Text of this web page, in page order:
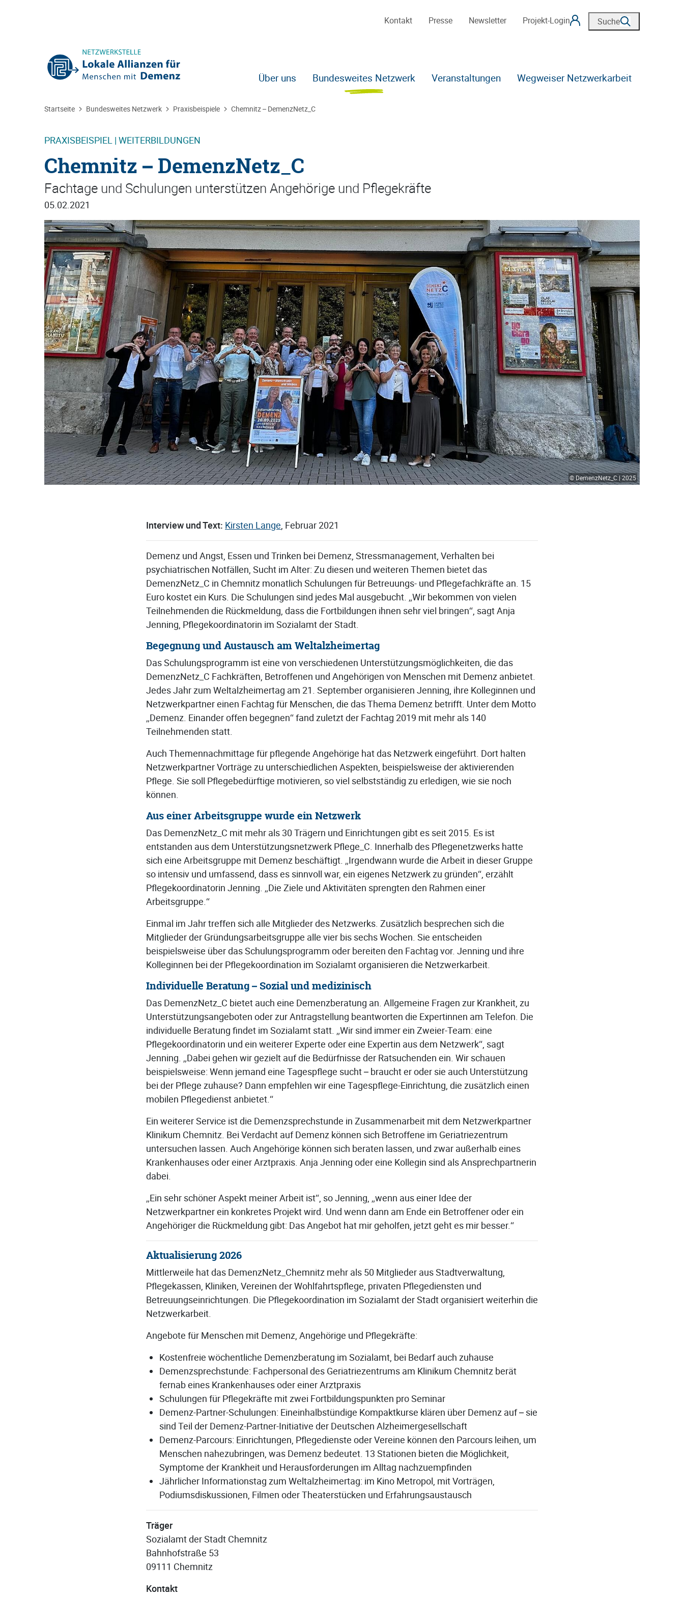
Zum Hauptinhalt
Kontakt Presse Newsletter Projekt-Login Suche
Über uns Bundesweites Netzwerk Veranstaltungen Wegweiser Netzwerkarbeit
Sie befinden sich hier:
Startseite Bundesweites Netzwerk Praxisbeispiele Chemnitz – DemenzNetz_C
PRAXISBEISPIEL | WEITERBILDUNGEN
Chemnitz – DemenzNetz_C
Fachtage und Schulungen unterstützen Angehörige und Pflegekräfte
05.02.2021
© DemenzNetz_C | 2025
Interview und Text: Kirsten Lange , Februar 2021
Demenz und Angst, Essen und Trinken bei Demenz, Stressmanagement, Verhalten bei
psychiatrischen Notfällen, Sucht im Alter: Zu diesen und weiteren Themen bietet das
DemenzNetz_C in Chemnitz monatlich Schulungen für Betreuungs- und Pflegefachkräfte an. 15
Euro kostet ein Kurs. Die Schulungen sind jedes Mal ausgebucht. „Wir bekommen von vielen
Teilnehmenden die Rückmeldung, dass die Fortbildungen ihnen sehr viel bringen“, sagt Anja
Jenning, Pflegekoordinatorin im Sozialamt der Stadt.
Begegnung und Austausch am Weltalzheimertag
Das Schulungsprogramm ist eine von verschiedenen Unterstützungsmöglichkeiten, die das
DemenzNetz_C Fachkräften, Betroffenen und Angehörigen von Menschen mit Demenz anbietet.
Jedes Jahr zum Weltalzheimertag am 21. September organisieren Jenning, ihre Kolleginnen und
Netzwerkpartner einen Fachtag für Menschen, die das Thema Demenz betrifft. Unter dem Motto
„Demenz. Einander offen begegnen“ fand zuletzt der Fachtag 2019 mit mehr als 140
Teilnehmenden statt.
Auch Themennachmittage für pflegende Angehörige hat das Netzwerk eingeführt. Dort halten
Netzwerkpartner Vorträge zu unterschiedlichen Aspekten, beispielsweise der aktivierenden
Pflege. Sie soll Pflegebedürftige motivieren, so viel selbstständig zu erledigen, wie sie noch
können.
Aus einer Arbeitsgruppe wurde ein Netzwerk
Das DemenzNetz_C mit mehr als 30 Trägern und Einrichtungen gibt es seit 2015. Es ist
entstanden aus dem Unterstützungsnetzwerk Pflege_C. Innerhalb des Pflegenetzwerks hatte
sich eine Arbeitsgruppe mit Demenz beschäftigt. „Irgendwann wurde die Arbeit in dieser Gruppe
so intensiv und umfassend, dass es sinnvoll war, ein eigenes Netzwerk zu gründen“, erzählt
Pflegekoordinatorin Jenning. „Die Ziele und Aktivitäten sprengten den Rahmen einer
Arbeitsgruppe.“
Einmal im Jahr treffen sich alle Mitglieder des Netzwerks. Zusätzlich besprechen sich die
Mitglieder der Gründungsarbeitsgruppe alle vier bis sechs Wochen. Sie entscheiden
beispielsweise über das Schulungsprogramm oder bereiten den Fachtag vor. Jenning und ihre
Kolleginnen bei der Pflegekoordination im Sozialamt organisieren die Netzwerkarbeit.
Individuelle Beratung – Sozial und medizinisch
Das DemenzNetz_C bietet auch eine Demenzberatung an. Allgemeine Fragen zur Krankheit, zu
Unterstützungsangeboten oder zur Antragstellung beantworten die Expertinnen am Telefon. Die
individuelle Beratung findet im Sozialamt statt. „Wir sind immer ein Zweier-Team: eine
Pflegekoordinatorin und ein weiterer Experte oder eine Expertin aus dem Netzwerk“, sagt
Jenning. „Dabei gehen wir gezielt auf die Bedürfnisse der Ratsuchenden ein. Wir schauen
beispielsweise: Wenn jemand eine Tagespflege sucht – braucht er oder sie auch Unterstützung
bei der Pflege zuhause? Dann empfehlen wir eine Tagespflege-Einrichtung, die zusätzlich einen
mobilen Pflegedienst anbietet.“
Ein weiterer Service ist die Demenzsprechstunde in Zusammenarbeit mit dem Netzwerkpartner
Klinikum Chemnitz. Bei Verdacht auf Demenz können sich Betroffene im Geriatriezentrum
untersuchen lassen. Auch Angehörige können sich beraten lassen, und zwar außerhalb eines
Krankenhauses oder einer Arztpraxis. Anja Jenning oder eine Kollegin sind als Ansprechpartnerin
dabei.
„Ein sehr schöner Aspekt meiner Arbeit ist“, so Jenning, „wenn aus einer Idee der
Netzwerkpartner ein konkretes Projekt wird. Und wenn dann am Ende ein Betroffener oder ein
Angehöriger die Rückmeldung gibt: Das Angebot hat mir geholfen, jetzt geht es mir besser.“
Aktualisierung 2026
Mittlerweile hat das DemenzNetz_Chemnitz mehr als 50 Mitglieder aus Stadtverwaltung,
Pflegekassen, Kliniken, Vereinen der Wohlfahrtspflege, privaten Pflegediensten und
Betreuungseinrichtungen. Die Pflegekoordination im Sozialamt der Stadt organisiert weiterhin die
Netzwerkarbeit.
Angebote für Menschen mit Demenz, Angehörige und Pflegekräfte:
Kostenfreie wöchentliche Demenzberatung im Sozialamt, bei Bedarf auch zuhause
Demenzsprechstunde: Fachpersonal des Geriatriezentrums am Klinikum Chemnitz berät
fernab eines Krankenhauses oder einer Arztpraxis
Schulungen für Pflegekräfte mit zwei Fortbildungspunkten pro Seminar
Demenz-Partner-Schulungen: Eineinhalbstündige Kompaktkurse klären über Demenz auf – sie
sind Teil der Demenz-Partner-Initiative der Deutschen Alzheimergesellschaft
Demenz-Parcours: Einrichtungen, Pflegedienste oder Vereine können den Parcours leihen, um
Menschen nahezubringen, was Demenz bedeutet. 13 Stationen bieten die Möglichkeit,
Symptome der Krankheit und Herausforderungen im Alltag nachzuempfinden
Jährlicher Informationstag zum Weltalzheimertag: im Kino Metropol, mit Vorträgen,
Podiumsdiskussionen, Filmen oder Theaterstücken und Erfahrungsaustausch
Träger
Sozialamt der Stadt Chemnitz
Bahnhofstraße 53
09111 Chemnitz
Kontakt